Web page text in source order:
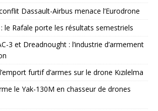
Dassault-Airbus menace l’Eurodrone
le Rafale porte les résultats semestriels
3 et Dreadnought : l’industrie d’armement
furtif d’armes sur le drone Kızılelma
le Yak-130M en chasseur de drones